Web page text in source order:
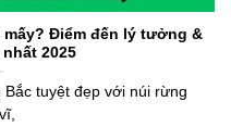
Điểm đến lý tưởng &
2025
tuyệt đẹp với núi rừng